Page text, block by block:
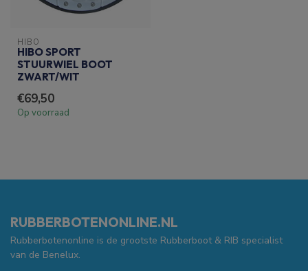
HIBO
HIBO SPORT
STUURWIEL BOOT
ZWART/WIT
€69,50
Op voorraad
RUBBERBOTENONLINE.NL
Rubberbotenonline is de grootste Rubberboot & RIB specialist
van de Benelux.